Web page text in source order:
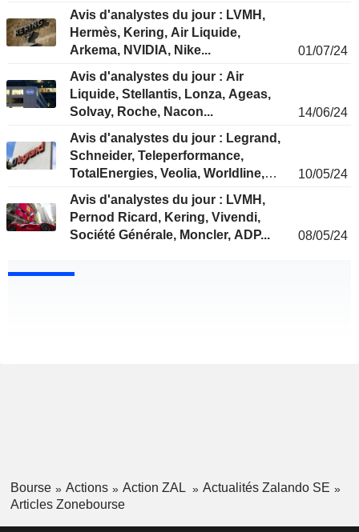
Avis d'analystes du jour : LVMH,
Hermès, Kering, Air Liquide,
Arkema, NVIDIA, Nike...
01/07/24
Avis d'analystes du jour : Air
Liquide, Stellantis, Lonza, Ageas,
Solvay, Roche, Nacon...
14/06/24
Avis d'analystes du jour : Legrand,
Schneider, Teleperformance,
TotalEnergies, Veolia, Worldline,
10/05/24
Avis d'analystes du jour : LVMH,
Pernod Ricard, Kering, Vivendi,
Société Générale, Moncler, ADP...
08/05/24
Bourse Actions Action ZAL
Actualités Zalando SE
Articles Zonebourse